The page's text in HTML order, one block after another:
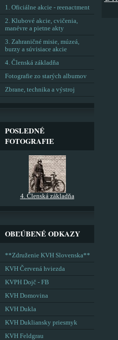
1. Oficiálne akcie - reenactment
2. Klubové akcie, cvičenia,
manévre a pietne akty
3. Zahraničné misie, múzeá,
burzy a súvisiace akcie
4. Členská základňa
Fotografie zo starých albumov
Zbrane, technika a výstroj
POSLEDNÉ
FOTOGRAFIE
4. Členská základňa
OBĽÚBENÉ ODKAZY
**Združenie KVH Slovenska**
KVH Červená hviezda
KVPH Dojč - FB
KVH Domovina
KVH Dukla
KVH Dukliansky priesmyk
KVH Feldgrau